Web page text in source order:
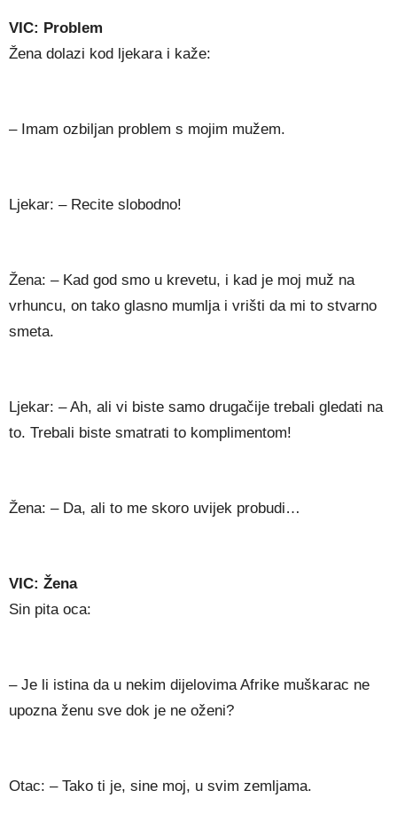
VIC: Problem
Žena dolazi kod ljekara i kaže:
– Imam ozbiljan problem s mojim mužem.
Ljekar: – Recite slobodno!
Žena: – Kad god smo u krevetu, i kad je moj muž na
vrhuncu, on tako glasno mumlja i vrišti da mi to stvarno
smeta.
Ljekar: – Ah, ali vi biste samo drugačije trebali gledati na
to. Trebali biste smatrati to komplimentom!
Žena: – Da, ali to me skoro uvijek probudi…
VIC: Žena
Sin pita oca:
– Je li istina da u nekim dijelovima Afrike muškarac ne
upozna ženu sve dok je ne oženi?
Otac: – Tako ti je, sine moj, u svim zemljama.